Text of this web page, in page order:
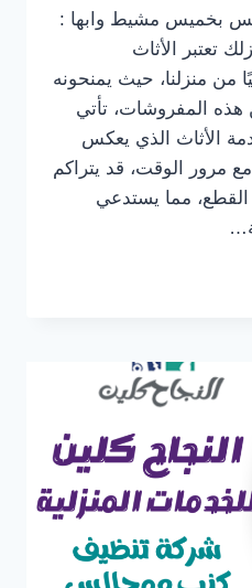
بخميس مشيط وابها :
تعتبر الأثاث
من منزلنا، حيث يمنحونه
هذه المفروشات، تأتي
الأثاث الذي يعكس
مرور الوقت، قد يتراكم
القطع، مما يستدعي